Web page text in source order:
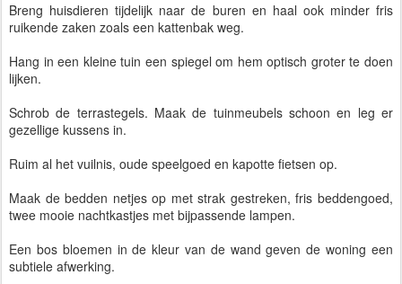
Breng huisdieren tijdelijk naar de buren en haal ook minder fris
ruikende zaken zoals een kattenbak weg.
Hang in een kleine tuin een spiegel om hem optisch groter te doen
lijken.
Schrob de terrastegels. Maak de tuinmeubels schoon en leg er
gezellige kussens in.
Ruim al het vuilnis, oude speelgoed en kapotte fietsen op.
Maak de bedden netjes op met strak gestreken, fris beddengoed,
twee mooie nachtkastjes met bijpassende lampen.
Een bos bloemen in de kleur van de wand geven de woning een
subtiele afwerking.